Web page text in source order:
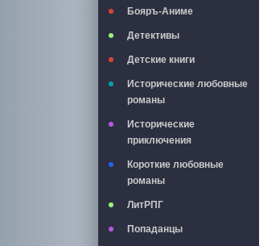
Бояръ-Аниме
Детективы
Детские книги
Исторические любовные
романы
Исторические
приключения
Короткие любовные
романы
ЛитРПГ
Попаданцы